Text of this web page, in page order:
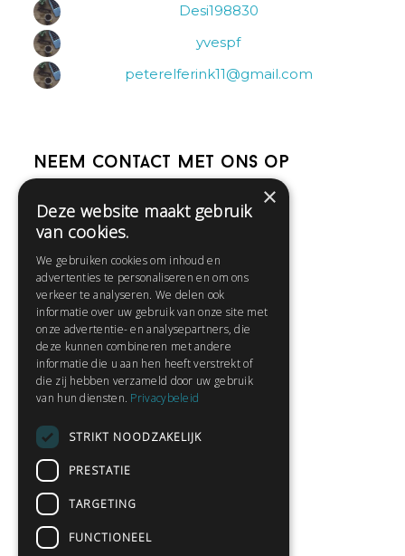
Desi198830
yvespf
peterelferink11@gmail.com
Neem contact met ons op
Help
Contact
Huisregels
Snel naar:
Gratis aanmelden
Privacybeleid
Gedichten lezen
×
Deze website maakt gebruik
van cookies.
We gebruiken cookies om inhoud en
advertenties te personaliseren en om ons
verkeer te analyseren. We delen ook
informatie over uw gebruik van onze site met
onze advertentie- en analysepartners, die
deze kunnen combineren met andere
informatie die u aan hen heeft verstrekt of
die zij hebben verzameld door uw gebruik
van hun diensten. Privacybeleid
STRIKT NOODZAKELIJK
PRESTATIE
TARGETING
FUNCTIONEEL